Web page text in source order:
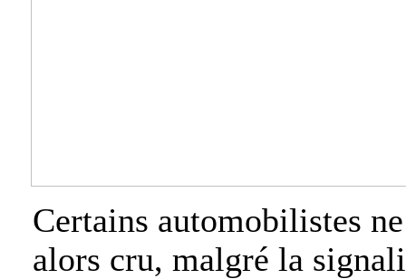
Certains automobilistes
alors cru, malgré la